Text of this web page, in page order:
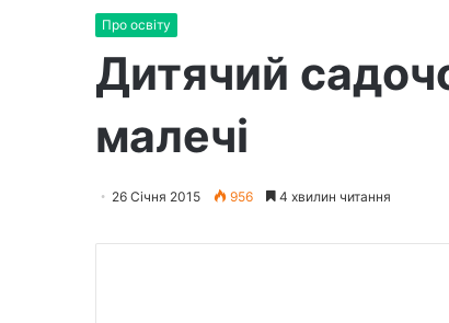
Про освіту
Дитячий
малечі
26 Січня 2015 956 4 хвилин читання